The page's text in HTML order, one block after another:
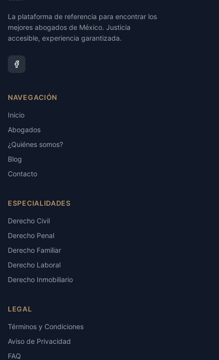
La plataforma de referencia para encontrar los
mejores abogados de México. Justicia
accesible, experiencia garantizada.
NAVEGACIÓN
Inicio
Abogados
¿Quiénes somos?
Blog
Contacto
ESPECIALIDADES
Derecho Civil
Derecho Penal
Derecho Familiar
Derecho Laboral
Derecho Inmobiliario
LEGAL
Términos y Condiciones
Aviso de Privacidad
FAQ